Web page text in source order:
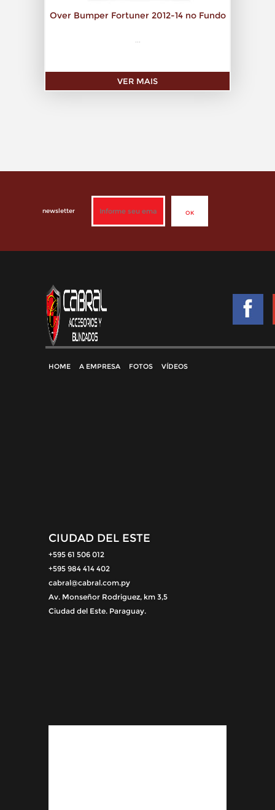
Over Bumper Fortuner 2012-14 no Fundo
VER MAIS
newsletter
HOME A EMPRESA FOTOS VÍDEOS
CIUDAD DEL ESTE
+595 61 506 012
+595 984 414 402
cabral@cabral.com.py
Av. Monseñor Rodriguez, km 3,5
Ciudad del Este. Paraguay.